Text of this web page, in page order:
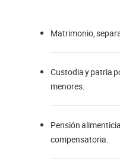
Matrimonio,
Custodia y patria
menores.
Pensión
compensatoria.